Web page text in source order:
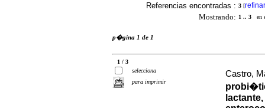
Referencias encontradas : 3 [refinar
Mostrando: 1 .. 3 en
p�gina 1 de 1
1 / 3
selecciona
para imprimir
Castro,